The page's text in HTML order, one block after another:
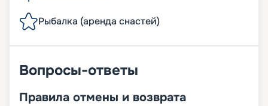
Рыбалка (аренда снастей)
Вопросы-ответы
Правила отмены и возврата